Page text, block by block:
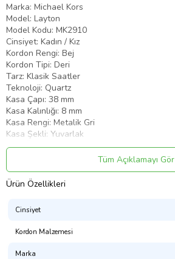
Marka: Michael Kors
Model: Layton
Model Kodu: MK2910
Cinsiyet: Kadın / Kız
Kordon Rengi: Bej
Kordon Tipi: Deri
Tarz: Klasik Saatler
Teknoloji: Quartz
Kasa Çapı: 38 mm
Kasa Kalınlığı: 8 mm
Kasa Rengi: Metalik Gri
Kasa Şekli: Yuvarlak
Cam Özellik: Mineral
Kadran Tipi: Analog
Kadran Rengi: Sedef
Ürün Kodu:
Tüm Açıklamayı Gör
Ürün Özellikleri
Cinsiyet
Kordon Malzemesi
Marka